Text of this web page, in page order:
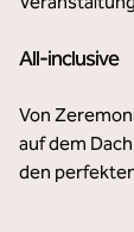
All-inclusive
Von
auf dem
den